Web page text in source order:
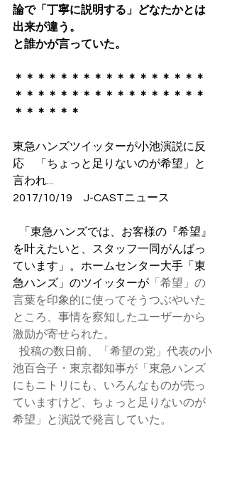
論で「丁寧に説明する」どなたかとは
出来が違う。
と誰かが言っていた。
​＊＊＊＊＊＊＊＊＊＊＊＊＊＊＊＊＊
＊＊＊＊＊＊＊＊＊＊＊＊＊＊＊＊＊
＊＊＊＊＊＊
東急ハンズツイッターが小池演説に反
応　「ちょっと足りないのが希望」と
言われ...
2017/10/19　J-CASTニュース
を叶えたいと、スタッフ一同がんばっ
ています」。ホームセンター大手「東
急ハンズ」のツイッターが 「希望」の
言葉を印象的に使ってそうつぶやいた
ところ、事情を察知したユーザーから
激励が寄せられた。
池百合子・東京都知事が「東急ハンズ
にもニトリにも、いろんなものが売っ
ていますけど、ちょっと足りないのが
希望」と演説で発言していた。